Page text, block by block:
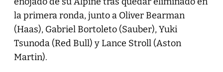
la primera ronda, junto a Oliver Bearman
(Haas), Gabriel Bortoleto (Sauber), Yuki
Tsunoda (Red Bull) y Lance Stroll (Aston
Martin).